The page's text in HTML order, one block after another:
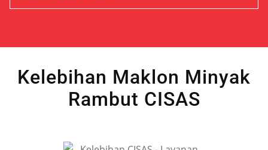
Kelebihan Maklon Minyak
Rambut CISAS